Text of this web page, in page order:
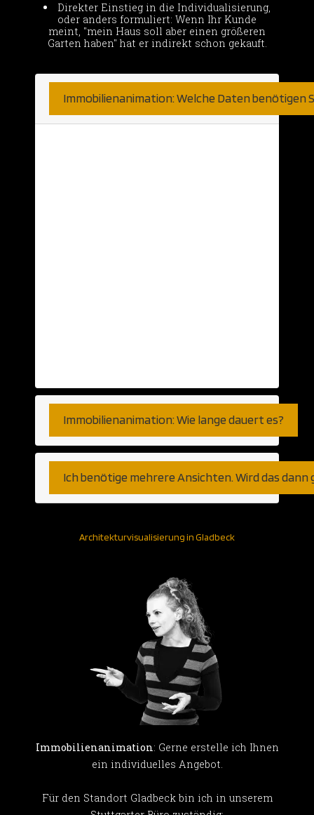
Direkter Einstieg in die Individualisierung,
oder anders formuliert: Wenn Ihr Kunde
meint, "mein Haus soll aber einen größeren
Garten haben" hat er indirekt schon gekauft.
Immobilienanimation: Welche Daten benötigen
Immobilienanimation: Wie lange dauert es?
Ich benötige mehrere Ansichten. Wird das dann
Architekturvisualisierung in Gladbeck
Immobilienanimation: Gerne erstelle ich Ihnen
ein individuelles Angebot.
Für den Standort Gladbeck bin ich in unserem